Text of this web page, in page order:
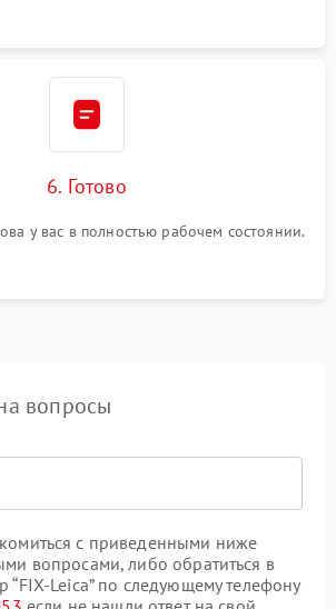
6. Готово
у вас в полностью рабочем состоянии.
вопросы
с приведенными ниже
вопросами, либо обратиться в
“FIX-Leica” по следующему телефону